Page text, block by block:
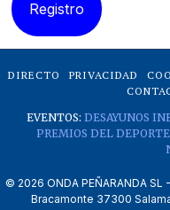
DIRECTO PRIVACIDAD
EVENTOS: DESAYUNOS
PREMIOS DEL DEPORTE
© 2026 ONDA PEÑARANDA
Bracamonte 37300